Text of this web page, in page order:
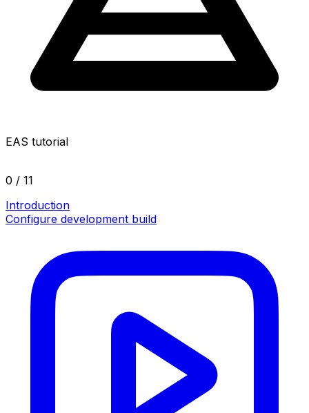
EAS tutorial
0 / 11
Introduction
Configure development build